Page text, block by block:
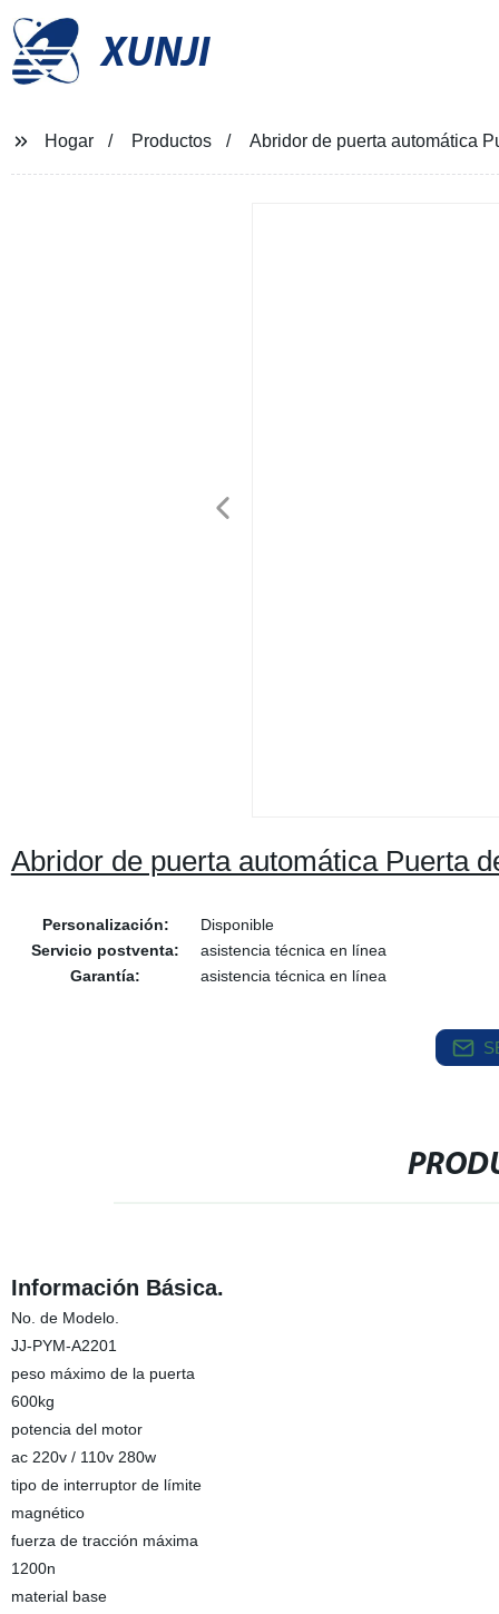
XUNJI
Hogar Productos Abridor de puerta automática
Abridor de puerta automática Puerta
Personalización:
Disponible
Servicio postventa:
asistencia técnica en línea
Garantía:
asistencia técnica en línea
Información Básica.
No. de Modelo.
JJ-PYM-A2201
peso máximo de la puerta
600kg
potencia del motor
ac 220v / 110v 280w
tipo de interruptor de límite
magnético
fuerza de tracción máxima
1200n
material base